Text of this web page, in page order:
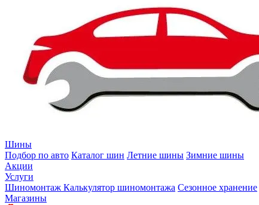
Шины
Подбор по авто Каталог шин Летние шины Зимние шины
Акции
Услуги
Шиномонтаж Калькулятор шиномонтажа Сезонное хранение
Магазины